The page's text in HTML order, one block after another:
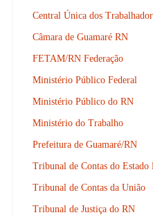
Central Única dos
Câmara de Guamaré RN
FETAM/RN Federação
Ministério Público Federal
Ministério Público do RN
Ministério do Trabalho
Prefeitura de Guamaré/RN
Tribunal de Contas do Estado
Tribunal de Contas da União
Tribunal de Justiça do RN